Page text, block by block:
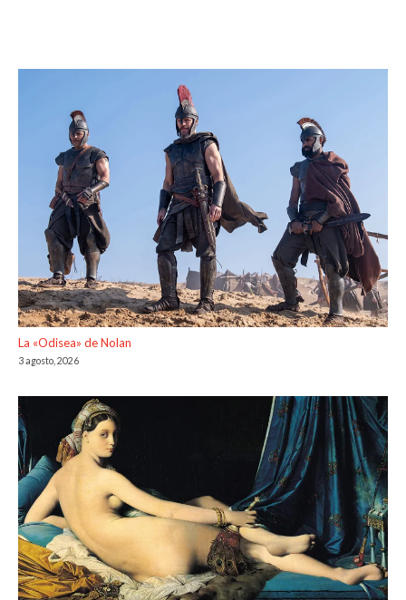
La «Odisea» de Nolan
3 agosto, 2026